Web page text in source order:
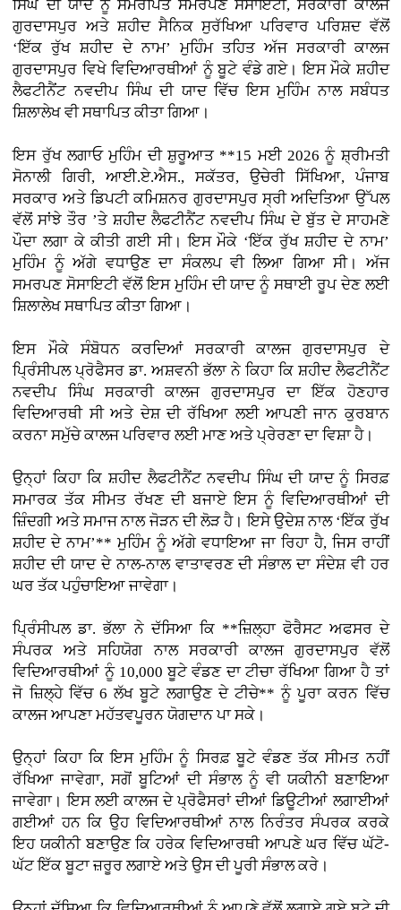
ਸਿੰਘ ਦੀ ਯਾਦ ਨੂੰ ਸਮਰਪਿਤ ਸਮਰਪਣ ਸੋਸਾਇਟੀ, ਸਰਕਾਰੀ ਕਾਲਜ
ਗੁਰਦਾਸਪੁਰ ਅਤੇ ਸ਼ਹੀਦ ਸੈਨਿਕ ਸੁਰੱਖਿਆ ਪਰਿਵਾਰ ਪਰਿਸ਼ਦ ਵੱਲੋਂ
‘ਇੱਕ ਰੁੱਖ ਸ਼ਹੀਦ ਦੇ ਨਾਮ’ ਮੁਹਿੰਮ ਤਹਿਤ ਅੱਜ ਸਰਕਾਰੀ ਕਾਲਜ
ਗੁਰਦਾਸਪੁਰ ਵਿਖੇ ਵਿਦਿਆਰਥੀਆਂ ਨੂੰ ਬੂਟੇ ਵੰਡੇ ਗਏ। ਇਸ ਮੌਕੇ ਸ਼ਹੀਦ
ਲੈਫਟੀਨੈਂਟ ਨਵਦੀਪ ਸਿੰਘ ਦੀ ਯਾਦ ਵਿੱਚ ਇਸ ਮੁਹਿੰਮ ਨਾਲ ਸਬੰਧਤ
ਸ਼ਿਲਾਲੇਖ ਵੀ ਸਥਾਪਿਤ ਕੀਤਾ ਗਿਆ।
ਇਸ ਰੁੱਖ ਲਗਾਓ ਮੁਹਿੰਮ ਦੀ ਸ਼ੁਰੂਆਤ **15 ਮਈ 2026 ਨੂੰ ਸ਼੍ਰੀਮਤੀ
ਸੋਨਾਲੀ ਗਿਰੀ, ਆਈ.ਏ.ਐਸ., ਸਕੱਤਰ, ਉਚੇਰੀ ਸਿੱਖਿਆ, ਪੰਜਾਬ
ਸਰਕਾਰ ਅਤੇ ਡਿਪਟੀ ਕਮਿਸ਼ਨਰ ਗੁਰਦਾਸਪੁਰ ਸ੍ਰੀ ਅਦਿਤਿਆ ਉੱਪਲ
ਵੱਲੋਂ ਸਾਂਝੇ ਤੌਰ ’ਤੇ ਸ਼ਹੀਦ ਲੈਫਟੀਨੈਂਟ ਨਵਦੀਪ ਸਿੰਘ ਦੇ ਬੁੱਤ ਦੇ ਸਾਹਮਣੇ
ਪੌਦਾ ਲਗਾ ਕੇ ਕੀਤੀ ਗਈ ਸੀ। ਇਸ ਮੌਕੇ ‘ਇੱਕ ਰੁੱਖ ਸ਼ਹੀਦ ਦੇ ਨਾਮ’
ਮੁਹਿੰਮ ਨੂੰ ਅੱਗੇ ਵਧਾਉਣ ਦਾ ਸੰਕਲਪ ਵੀ ਲਿਆ ਗਿਆ ਸੀ। ਅੱਜ
ਸਮਰਪਣ ਸੋਸਾਇਟੀ ਵੱਲੋਂ ਇਸ ਮੁਹਿੰਮ ਦੀ ਯਾਦ ਨੂੰ ਸਥਾਈ ਰੂਪ ਦੇਣ ਲਈ
ਸ਼ਿਲਾਲੇਖ ਸਥਾਪਿਤ ਕੀਤਾ ਗਿਆ।
ਇਸ ਮੌਕੇ ਸੰਬੋਧਨ ਕਰਦਿਆਂ ਸਰਕਾਰੀ ਕਾਲਜ ਗੁਰਦਾਸਪੁਰ ਦੇ
ਪ੍ਰਿੰਸੀਪਲ ਪ੍ਰੋਫੈਸਰ ਡਾ. ਅਸ਼ਵਨੀ ਭੱਲਾ ਨੇ ਕਿਹਾ ਕਿ ਸ਼ਹੀਦ ਲੈਫਟੀਨੈਂਟ
ਨਵਦੀਪ ਸਿੰਘ ਸਰਕਾਰੀ ਕਾਲਜ ਗੁਰਦਾਸਪੁਰ ਦਾ ਇੱਕ ਹੋਣਹਾਰ
ਵਿਦਿਆਰਥੀ ਸੀ ਅਤੇ ਦੇਸ਼ ਦੀ ਰੱਖਿਆ ਲਈ ਆਪਣੀ ਜਾਨ ਕੁਰਬਾਨ
ਕਰਨਾ ਸਮੁੱਚੇ ਕਾਲਜ ਪਰਿਵਾਰ ਲਈ ਮਾਣ ਅਤੇ ਪ੍ਰੇਰਣਾ ਦਾ ਵਿਸ਼ਾ ਹੈ।
ਉਨ੍ਹਾਂ ਕਿਹਾ ਕਿ ਸ਼ਹੀਦ ਲੈਫਟੀਨੈਂਟ ਨਵਦੀਪ ਸਿੰਘ ਦੀ ਯਾਦ ਨੂੰ ਸਿਰਫ਼
ਸਮਾਰਕ ਤੱਕ ਸੀਮਤ ਰੱਖਣ ਦੀ ਬਜਾਏ ਇਸ ਨੂੰ ਵਿਦਿਆਰਥੀਆਂ ਦੀ
ਜ਼ਿੰਦਗੀ ਅਤੇ ਸਮਾਜ ਨਾਲ ਜੋੜਨ ਦੀ ਲੋੜ ਹੈ। ਇਸੇ ਉਦੇਸ਼ ਨਾਲ ‘ਇੱਕ ਰੁੱਖ
ਸ਼ਹੀਦ ਦੇ ਨਾਮ’** ਮੁਹਿੰਮ ਨੂੰ ਅੱਗੇ ਵਧਾਇਆ ਜਾ ਰਿਹਾ ਹੈ, ਜਿਸ ਰਾਹੀਂ
ਸ਼ਹੀਦ ਦੀ ਯਾਦ ਦੇ ਨਾਲ-ਨਾਲ ਵਾਤਾਵਰਣ ਦੀ ਸੰਭਾਲ ਦਾ ਸੰਦੇਸ਼ ਵੀ ਹਰ
ਘਰ ਤੱਕ ਪਹੁੰਚਾਇਆ ਜਾਵੇਗਾ।
ਪ੍ਰਿੰਸੀਪਲ ਡਾ. ਭੱਲਾ ਨੇ ਦੱਸਿਆ ਕਿ **ਜ਼ਿਲ੍ਹਾ ਫੋਰੈਸਟ ਅਫਸਰ ਦੇ
ਸੰਪਰਕ ਅਤੇ ਸਹਿਯੋਗ ਨਾਲ ਸਰਕਾਰੀ ਕਾਲਜ ਗੁਰਦਾਸਪੁਰ ਵੱਲੋਂ
ਵਿਦਿਆਰਥੀਆਂ ਨੂੰ 10,000 ਬੂਟੇ ਵੰਡਣ ਦਾ ਟੀਚਾ ਰੱਖਿਆ ਗਿਆ ਹੈ ਤਾਂ
ਜੋ ਜ਼ਿਲ੍ਹੇ ਵਿੱਚ 6 ਲੱਖ ਬੂਟੇ ਲਗਾਉਣ ਦੇ ਟੀਚੇ** ਨੂੰ ਪੂਰਾ ਕਰਨ ਵਿੱਚ
ਕਾਲਜ ਆਪਣਾ ਮਹੱਤਵਪੂਰਨ ਯੋਗਦਾਨ ਪਾ ਸਕੇ।
ਉਨ੍ਹਾਂ ਕਿਹਾ ਕਿ ਇਸ ਮੁਹਿੰਮ ਨੂੰ ਸਿਰਫ਼ ਬੂਟੇ ਵੰਡਣ ਤੱਕ ਸੀਮਤ ਨਹੀਂ
ਰੱਖਿਆ ਜਾਵੇਗਾ, ਸਗੋਂ ਬੂਟਿਆਂ ਦੀ ਸੰਭਾਲ ਨੂੰ ਵੀ ਯਕੀਨੀ ਬਣਾਇਆ
ਜਾਵੇਗਾ। ਇਸ ਲਈ ਕਾਲਜ ਦੇ ਪ੍ਰੋਫੈਸਰਾਂ ਦੀਆਂ ਡਿਊਟੀਆਂ ਲਗਾਈਆਂ
ਗਈਆਂ ਹਨ ਕਿ ਉਹ ਵਿਦਿਆਰਥੀਆਂ ਨਾਲ ਨਿਰੰਤਰ ਸੰਪਰਕ ਕਰਕੇ
ਇਹ ਯਕੀਨੀ ਬਣਾਉਣ ਕਿ ਹਰੇਕ ਵਿਦਿਆਰਥੀ ਆਪਣੇ ਘਰ ਵਿੱਚ ਘੱਟੋ-
ਘੱਟ ਇੱਕ ਬੂਟਾ ਜ਼ਰੂਰ ਲਗਾਏ ਅਤੇ ਉਸ ਦੀ ਪੂਰੀ ਸੰਭਾਲ ਕਰੇ।